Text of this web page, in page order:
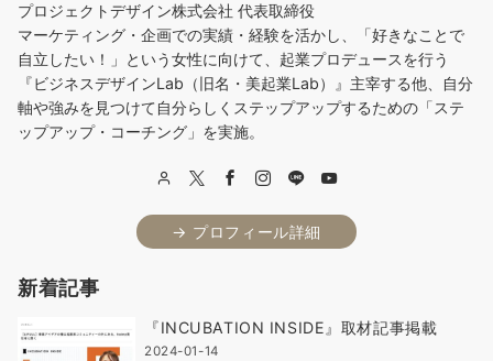
プロジェクトデザイン株式会社 代表取締役
マーケティング・企画での実績・経験を活かし、「好きなことで
自立したい！」という女性に向けて、起業プロデュースを行う
『ビジネスデザインLab（旧名・美起業Lab）』主宰する他、自分
軸や強みを見つけて自分らしくステップアップするための「ステ
ップアップ・コーチング」を実施。
→ プロフィール詳細
新着記事
『INCUBATION INSIDE』取材記事掲載
2024-01-14